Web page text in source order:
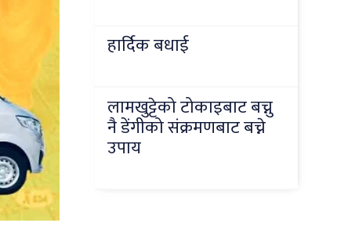
हार्दिक बधाई
लामखुट्टेको टोकाइबाट बच्नु
नै डेंगीको संक्रमणबाट बच्ने
उपाय